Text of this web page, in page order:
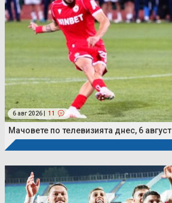
6 авг 2026 | 11
Мачовете по телевизията днес, 6 август